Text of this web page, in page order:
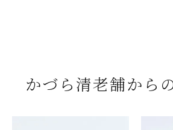
かづら清老舗から